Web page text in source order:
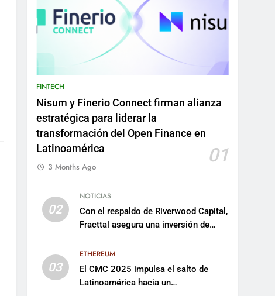
FINTECH
Nisum y Finerio Connect firman alianza
estratégica para liderar la
transformación del Open Finance en
Latinoamérica
01
3 Months Ago
02
NOTICIAS
Con el respaldo de Riverwood Capital,
Fracttal asegura una inversión de
plataforma
03
ETHEREUM
El CMC 2025 impulsa el salto de
Latinoamérica hacia un